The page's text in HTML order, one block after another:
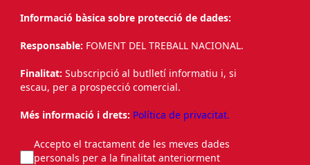
Informació bàsica sobre protecció de dades:
Responsable: FOMENT DEL TREBALL NACIONAL.
Finalitat: Subscripció al butlletí informatiu i, si
escau, per a prospecció comercial.
Més informació i drets: Política de privacitat.
Accepto el tractament de les meves dades
personals per a la finalitat anteriorment